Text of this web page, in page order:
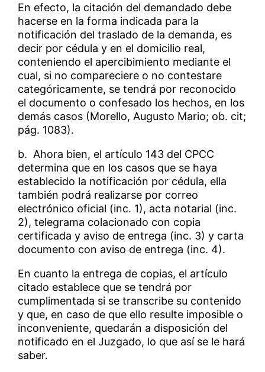
En efecto, la citación del demandado debe
hacerse en la forma indicada para la
notificación del traslado de la demanda, es
decir por cédula y en el domicilio real,
conteniendo el apercibimiento mediante el
cual, si no compareciere o no contestare
categóricamente, se tendrá por reconocido
el documento o confesado los hechos, en los
demás casos (Morello, Augusto Mario; ob. cit;
pág. 1083).
b. Ahora bien, el artículo 143 del CPCC
determina que en los casos que se haya
establecido la notificación por cédula, ella
también podrá realizarse por correo
electrónico oficial (inc. 1), acta notarial (inc.
2), telegrama colacionado con copia
certificada y aviso de entrega (inc. 3) y carta
documento con aviso de entrega (inc. 4).
En cuanto la entrega de copias, el artículo
citado establece que se tendrá por
cumplimentada si se transcribe su contenido
y que, en caso de que ello resulte imposible o
inconveniente, quedarán a disposición del
notificado en el Juzgado, lo que así se le hará
saber.